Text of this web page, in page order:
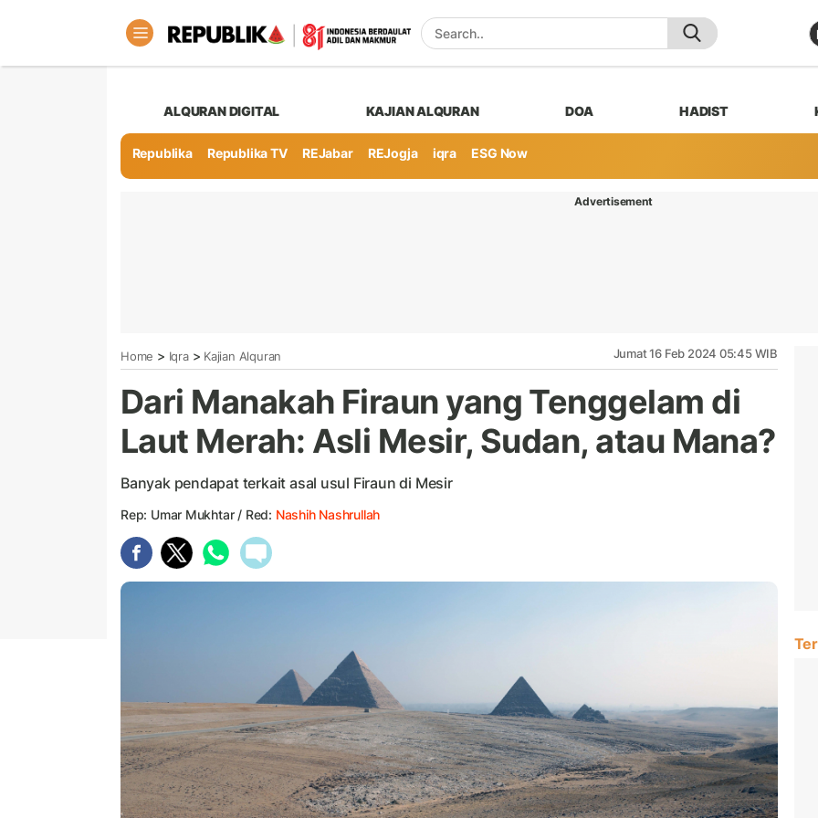
ALQURAN DIGITAL KAJIAN ALQURAN DOA HADIST
Republika Republika TV REJabar REJogja iqra ESG Now
Advertisement
Home > Iqra> Kajian Alquran Jumat 16 Feb 2024 05:45 WIB
Dari Manakah Firaun yang Tenggelam di
Laut Merah: Asli Mesir, Sudan, atau Mana?
Banyak pendapat terkait asal usul Firaun di Mesir
Rep: Umar Mukhtar / Red: Nashih Nashrullah